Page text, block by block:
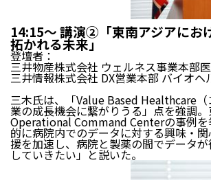
14:15～ 講演②「東南アジアにお
拓かれる未来」
登壇者：
三井物産株式会社 ウェルネス事業本
三井情報株式会社 DX営業本部 バイオ
三木氏は、「Value Based Healthcare
業の成長機会に繋がりうる」点を強調
Operational Command Centerの事例を
的に病院内でのデータに対する興味・
援を加速し、病院と製薬の間でデータ
していきたい」と説いた。